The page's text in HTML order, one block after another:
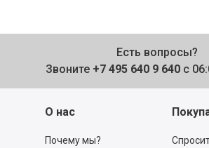
Есть вопросы?
Звоните +7 495 640 9 640 с
О нас
Почему мы?